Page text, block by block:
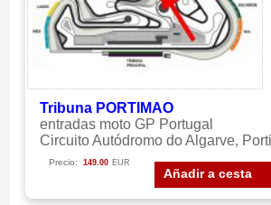
Tribuna PORTIMAO
entradas moto GP Portugal
Circuito Autódromo do Algarve,
Añadir a cesta
Precio: 149.00 EUR